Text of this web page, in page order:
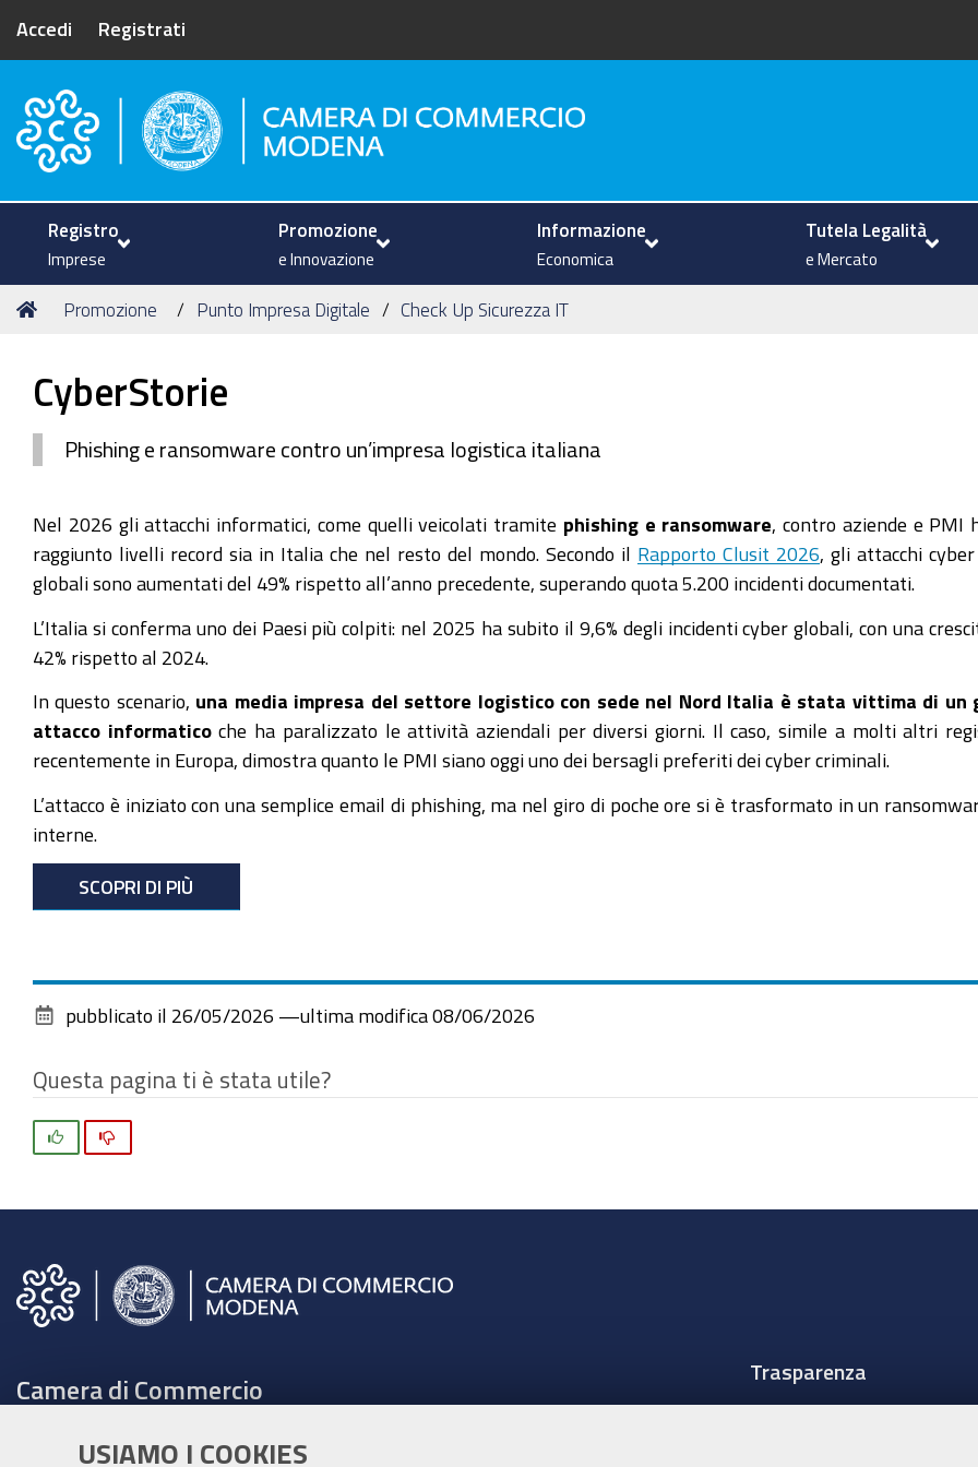
USIAMO I COOKIES
Accedi Registrati
Camera di Commercio di Modena
Registro
Imprese
Promozione
e Innovazione
Informazione
Economica
Tutela Legalità
e Mercato
Tu
Home
Promozione Punto Impresa Digitale Check Up Sicurezza IT
CyberStorie
Phishing e ransomware contro un’impresa logistica italiana
Nel 2026 gli attacchi informatici, come quelli veicolati tramite phishing e ransomware , contro aziende e PMI
raggiunto livelli record sia in Italia che nel resto del mondo. Secondo il Rapporto Clusit 2026 , gli attacchi
globali sono aumentati del 49% rispetto all’anno precedente, superando quota 5.200 incidenti documentati.
L’Italia si conferma uno dei Paesi più colpiti: nel 2025 ha subito il 9,6% degli incidenti cyber globali, con una
42% rispetto al 2024.
In questo scenario, una media impresa del settore logistico con sede nel Nord Italia è stata vittima di un
attacco informaticoche ha paralizzato le attività aziendali per diversi giorni. Il caso, simile a molti altri
recentemente in Europa, dimostra quanto le PMI siano oggi uno dei bersagli preferiti dei cyber criminali.
L’attacco è iniziato con una semplice email di phishing, ma nel giro di poche ore si è trasformato in un
interne.
SCOPRI DI PIÙ
pubblicato il 26/05/2026 —ultima modifica 08/06/2026
Questa pagina ti è stata utile?
Camera di Commercio
Trasparenza